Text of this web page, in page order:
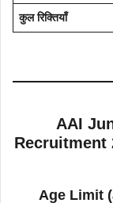
कुल रिक्तियाँ
AAI
Recruitment
Age Limit